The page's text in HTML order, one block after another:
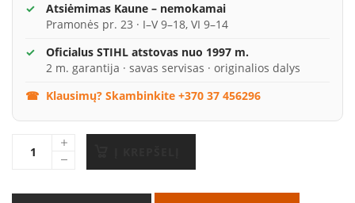
Atsiėmimas Kaune – nemokamai
Pramonės pr. 23 · I–V 9–18, VI 9–14
Oficialus STIHL atstovas nuo 1997 m.
2 m. garantija · savas servisas · originalios dalys
Klausimų? Skambinkite +370 37 456296